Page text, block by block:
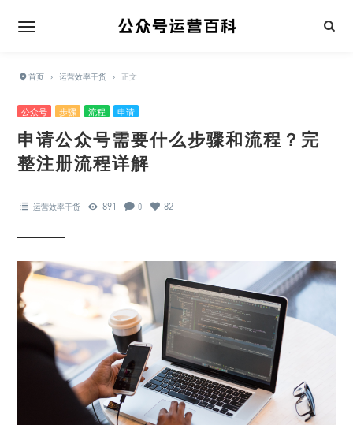
首页 › 运营效率干货 › 正文
公众号 步骤 流程 申请
申请公众号需要什么步骤和流程？完
整注册流程详解
运营效率干货 891 0 82